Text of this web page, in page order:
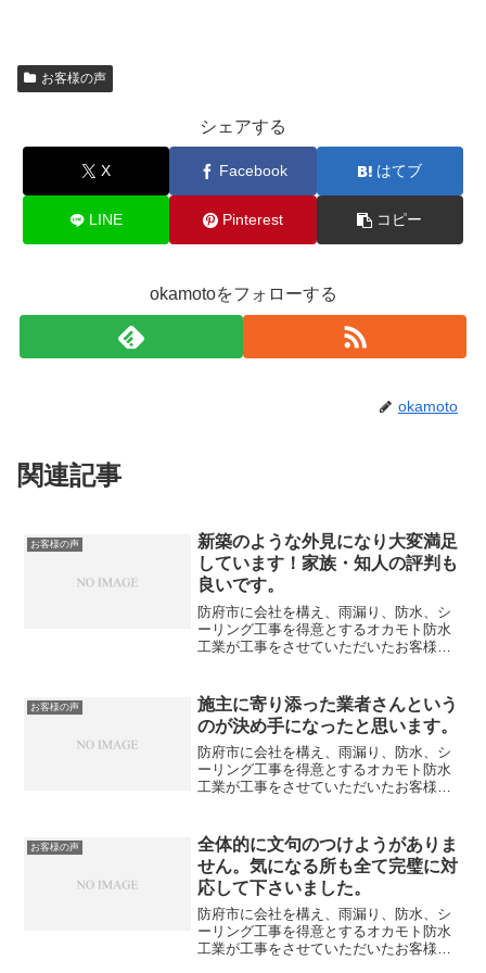
お客様の声
シェアする
X Facebook はてブ
LINE Pinterest コピー
okamotoをフォローする
okamoto
関連記事
お客様の声
新築のような外見になり大変満足
しています！家族・知人の評判も
良いです。
防府市に会社を構え、雨漏り、防水、シ
ーリング工事を得意とするオカモト防水
工業が工事をさせていただいたお客様か
お客様の声
施主に寄り添った業者さんという
のが決め手になったと思います。
防府市に会社を構え、雨漏り、防水、シ
ーリング工事を得意とするオカモト防水
工業が工事をさせていただいたお客様か
お客様の声
全体的に文句のつけようがありま
せん。気になる所も全て完璧に対
応して下さいました。
防府市に会社を構え、雨漏り、防水、シ
ーリング工事を得意とするオカモト防水
工業が工事をさせていただいたお客様か